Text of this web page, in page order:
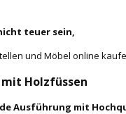
teuer sein,
und Möbel online
mit Holzfüssen
Ausführung mit